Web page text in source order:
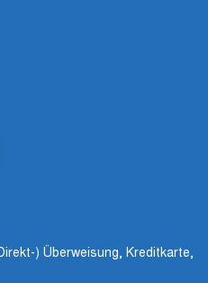
) Überweisung, Kreditkarte,